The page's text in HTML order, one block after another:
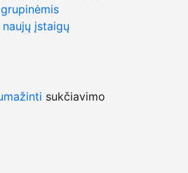
grupinėmis
įstaigų
sukčiavimo